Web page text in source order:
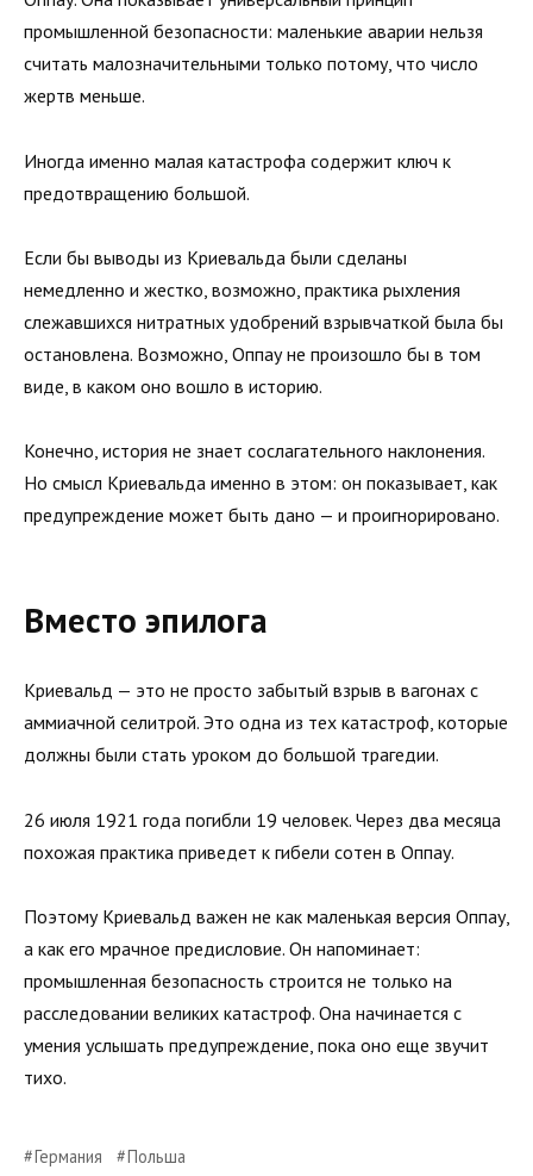
промышленной безопасности: маленькие аварии нельзя
считать малозначительными только потому, что число
жертв меньше.
Иногда именно малая катастрофа содержит ключ к
предотвращению большой.
Если бы выводы из Криевальда были сделаны
немедленно и жестко, возможно, практика рыхления
слежавшихся нитратных удобрений взрывчаткой была бы
остановлена. Возможно, Оппау не произошло бы в том
виде, в каком оно вошло в историю.
Конечно, история не знает сослагательного наклонения.
Но смысл Криевальда именно в этом: он показывает, как
предупреждение может быть дано — и проигнорировано.
Вместо эпилога
Криевальд — это не просто забытый взрыв в вагонах с
аммиачной селитрой. Это одна из тех катастроф, которые
должны были стать уроком до большой трагедии.
26 июля 1921 года погибли 19 человек. Через два месяца
похожая практика приведет к гибели сотен в Оппау.
Поэтому Криевальд важен не как маленькая версия Оппау,
а как его мрачное предисловие. Он напоминает:
промышленная безопасность строится не только на
расследовании великих катастроф. Она начинается с
умения услышать предупреждение, пока оно еще звучит
тихо.
Германия Польша